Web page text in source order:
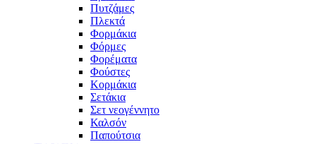
Πυτζάμες
Πλεκτά
Φορμάκια
Φόρμες
Φορέματα
Φούστες
Κορμάκια
Σετάκια
Σετ νεογέννητο
Καλσόν
Παπούτσια